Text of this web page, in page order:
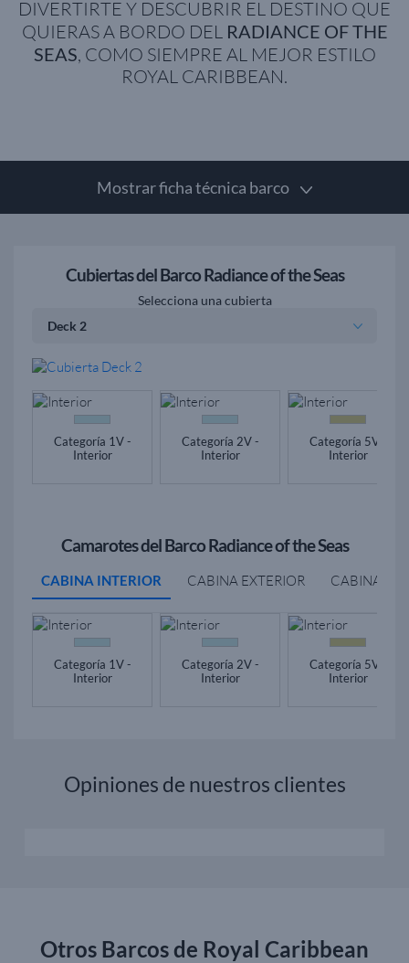
DIVERTIRTE Y DESCUBRIR EL DESTINO QUE
QUIERAS A BORDO DEL RADIANCE OF THE
SEAS, COMO SIEMPRE AL MEJOR ESTILO
ROYAL CARIBBEAN.
Mostrar ficha técnica barco
Cubiertas del Barco Radiance of the Seas
Selecciona una cubierta
Categoría 1V -
Interior
Categoría 2V -
Interior
Categoría 5V -
Interior
Camarotes del Barco Radiance of the Seas
CABINA INTERIOR CABINA EXTERIOR CABINA
Categoría 1V -
Interior
Categoría 2V -
Interior
Categoría 5V -
Interior
Opiniones de nuestros clientes
Otros Barcos de Royal Caribbean